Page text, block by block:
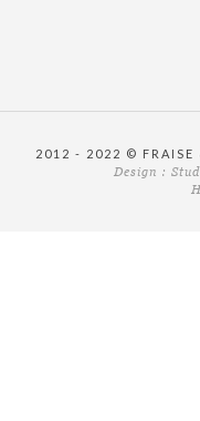
2012 - 2022 © FRAISE
Design :